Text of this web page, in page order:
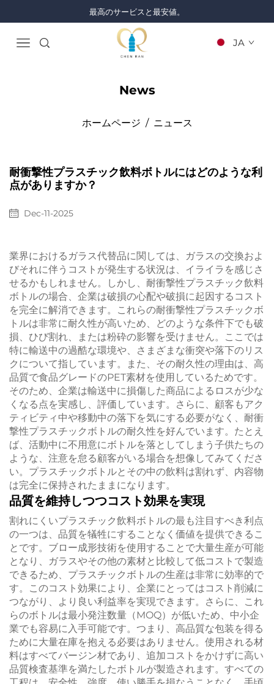
最高のサービスと最安値。
JA
ホームページ / ニュース
News
耐衝撃性プラスチック飲料ボトルにはどのような利
点がありますか？
Dec-11-2025
業界におけるガラス代替品に関しては、ガラスの交換およ
びそれに伴うコストが発生する状況は、イライラを感じさ
せるかもしれません。しかし、耐衝撃性プラスチック飲料
ボトルの場合、企業は破損の心配や破損に起因するコスト
を完全に解消できます。これらの耐衝撃性プラスチックボ
トルは非常に耐久性が高いため、どのような条件下でも破
損、ひび割れ、または粉砕の影響を受けません。ここでは
特に輸送中の過酷な環境や、さまざまな衝突や落下のリス
クについて指しています。また、その耐久性の理由は、高
品質で食品グレードのPET素材を使用しているためです。
そのため、企業は輸送中に損傷した商品によるロスが少な
くなる点を実感し、評価しています。さらに、顧客もアク
ティビティ中や移動中の落下を気にする必要がなく、耐衝
撃性プラスチックボトルの耐久性を好んでいます。たとえ
ば、活動中に不用意にボトルを落としてしまう子供たちの
ような、注意を怠る顧客がいる場合を想像してみてくださ
い。プラスチックボトルとその中の飲料は割れず、内容物
は完全に保持されたままになります。
品質を維持しつつコスト効果を実現
割れにくいプラスチック飲料ボトルの最も注目すべき利点
の一つは、品質を犠牲にすることなく価値を提供できるこ
とです。ブロー成形技術を使用することで大量生産が可能
となり、ガラスやその他の素材と比較して低コストで製造
できるため、プラスチックボトルの生産は非常に効率的で
す。このコスト効果により、企業にとってはコスト削減に
つながり、より良い利益率を実現できます。さらに、これ
らのボトルは最小発注数量（MOQ）が低いため、中小企
業でも容易に入手可能です。つまり、高品質な包装を得る
ために大量在庫を抱える必要はありません。使用される材
料はすべてバージン材であり、追加コストをかけずに高い
品質検査基準を満たしたボトルが製造されます。すべての